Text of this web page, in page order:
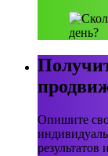
Опишите
результатов